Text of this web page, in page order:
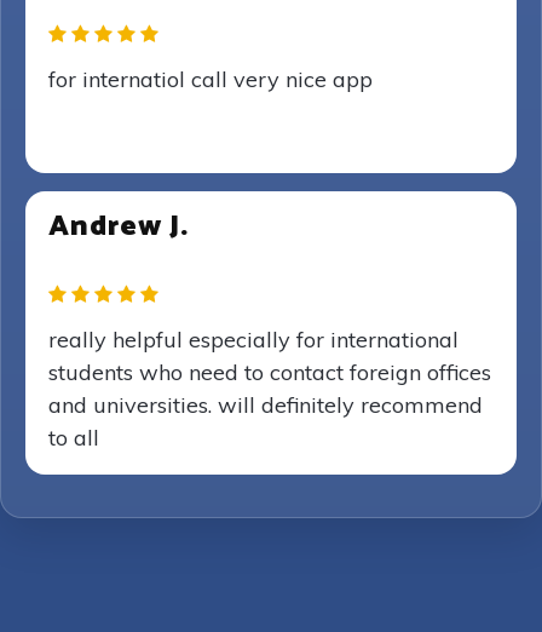
for internatiol call very nice app
Andrew J.
really helpful especially for international
students who need to contact foreign offices
and universities. will definitely recommend
to all